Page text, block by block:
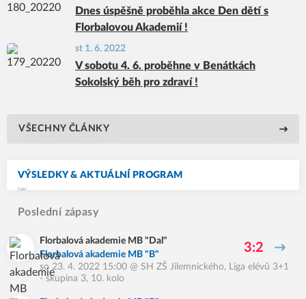
Dnes úspěšně proběhla akce Den dětí s
Florbalovou Akademií !
st 1. 6. 2022
V sobotu 4. 6. proběhne v Benátkách
Sokolský běh pro zdraví !
VŠECHNY ČLÁNKY
VÝSLEDKY & AKTUÁLNÍ PROGRAM
Poslední zápasy
Florbalová akademie MB "Dal"
Florbalová akademie MB "B"
3:2
so 23. 4. 2022 15:00 @ SH ZŠ Jilemnického, Liga elévů 3+1
- skupina 3, 10. kolo